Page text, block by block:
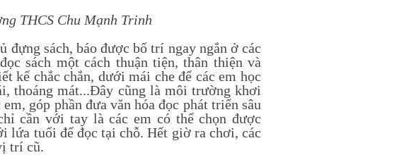
THCS Chu Mạnh Trinh
sách, báo được bố trí ngay ngắn ở các
sách một cách thuận tiện, thân thiện và
kế chắc chắn, dưới mái che để các em học
thoáng mát...Đây cũng là môi trường khơi
góp phần đưa văn hóa đọc phát triển sâu
cần với tay là các em có thể chọn được
lứa tuổi để đọc tại chỗ. Hết giờ ra chơi, các
trí cũ.